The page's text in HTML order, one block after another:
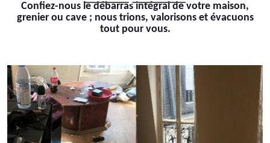
Confiez-nous le débarras intégral de votre maison,
grenier ou cave ; nous trions, valorisons et évacuons
tout pour vous.